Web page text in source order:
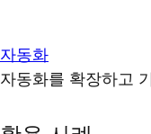
자동화
자동화를 확장하고